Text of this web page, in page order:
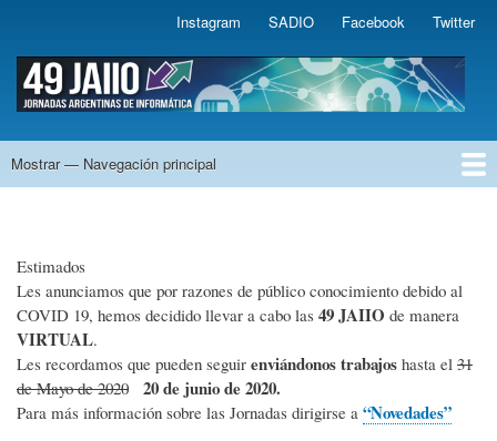
Pasar
contenido
principal
Instagram SADIO Facebook Twitter
48 JAIIO
Navegación
Mostrar — Navegación principal
Estimados
Les anunciamos que por razones de público conocimiento debido al
COVID 19, hemos decidido llevar a cabo las 49 JAIIO de manera
VIRTUAL.
Les recordamos que pueden seguir enviándonos trabajos hasta el 31
de Mayo de 2020
20 de junio de 2020.
Para más información sobre las Jornadas dirigirse a “Novedades”